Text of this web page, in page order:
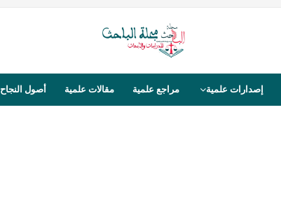
إصدارات علمية مراجع علمية مقالات علمية أصول النجاح